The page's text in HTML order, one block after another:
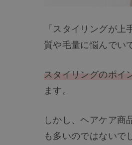
「スタイリングが
質や毛量に悩んでい
スタイリングのポイ
ます。
しかし、ヘアケア商
も多いのではないで